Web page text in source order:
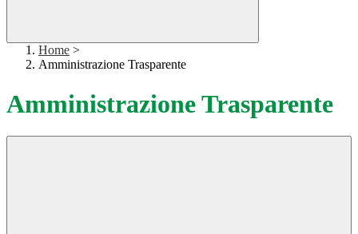
Home >
Amministrazione Trasparente
Amministrazione Trasparente